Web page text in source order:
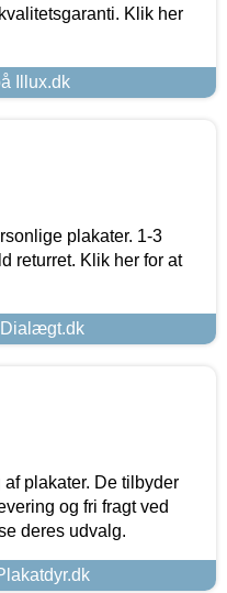
Klik her
Illux.dk
plakater. 1-3
returret. Klik her for at
plakater. De tilbyder
og fri fragt ved
deres udvalg.